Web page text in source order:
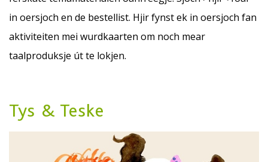
in oersjoch en de bestellist. Hjir fynst ek in oersjoch fan
aktiviteiten mei wurdkaarten om noch mear
taalproduksje út te lokjen.
Tys & Teske